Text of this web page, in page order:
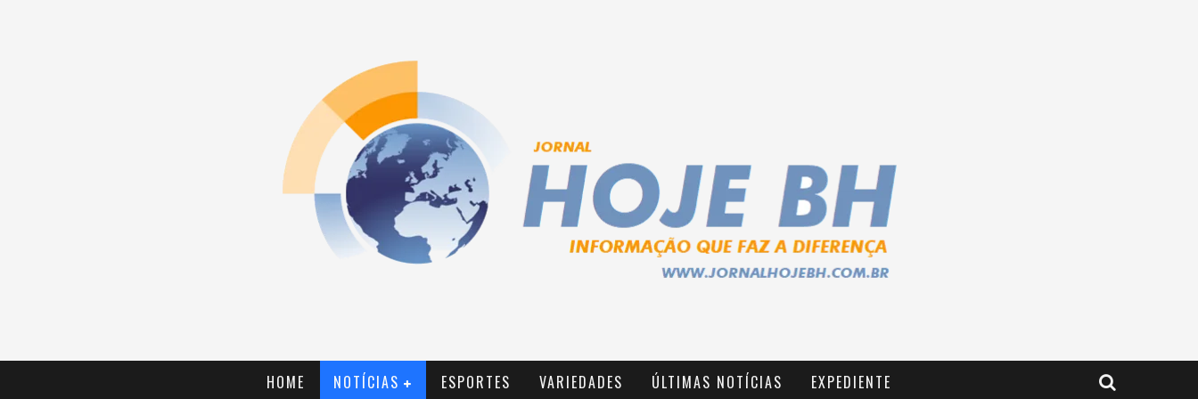
HOME NOTÍCIAS ESPORTES VARIEDADES ÚLTIMAS NOTÍCIAS EXPEDIENTE